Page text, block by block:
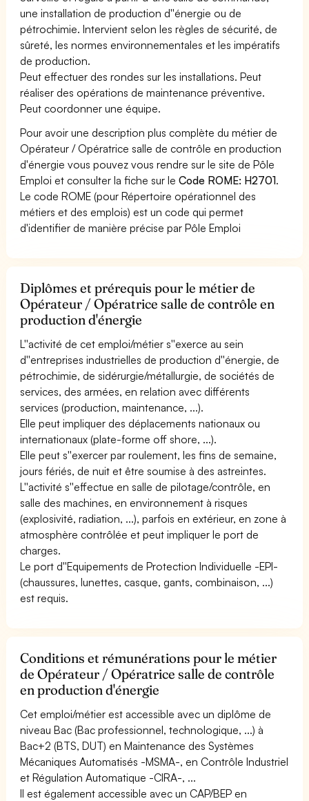
une installation de production d''énergie ou de
pétrochimie. Intervient selon les règles de sécurité, de
sûreté, les normes environnementales et les impératifs
de production.
Peut effectuer des rondes sur les installations. Peut
réaliser des opérations de maintenance préventive.
Peut coordonner une équipe.
Pour avoir une description plus complète du métier de
Opérateur / Opératrice salle de contrôle en production
d'énergie vous pouvez vous rendre sur le site de Pôle
Emploi et consulter la fiche sur leCode ROME: H2701.
Le code ROME (pour Répertoire opérationnel des
métiers et des emplois) est un code qui permet
d'identifier de manière précise par Pôle Emploi
Diplômes et prérequis pour le métier de
Opérateur / Opératrice salle de contrôle en
production d'énergie
L''activité de cet emploi/métier s''exerce au sein
d''entreprises industrielles de production d''énergie, de
pétrochimie, de sidérurgie/métallurgie, de sociétés de
services, des armées, en relation avec différents
services (production, maintenance, ...).
Elle peut impliquer des déplacements nationaux ou
internationaux (plate-forme off shore, ...).
Elle peut s''exercer par roulement, les fins de semaine,
jours fériés, de nuit et être soumise à des astreintes.
L''activité s''effectue en salle de pilotage/contrôle, en
salle des machines, en environnement à risques
(explosivité, radiation, ...), parfois en extérieur, en zone à
atmosphère contrôlée et peut impliquer le port de
charges.
Le port d''Equipements de Protection Individuelle -EPI-
(chaussures, lunettes, casque, gants, combinaison, ...)
est requis.
Conditions et rémunérations pour le métier
de Opérateur / Opératrice salle de contrôle
en production d'énergie
Cet emploi/métier est accessible avec un diplôme de
niveau Bac (Bac professionnel, technologique, ...) à
Bac+2 (BTS, DUT) en Maintenance des Systèmes
Mécaniques Automatisés -MSMA-, en Contrôle Industriel
et Régulation Automatique -CIRA-, ...
Il est également accessible avec un CAP/BEP en